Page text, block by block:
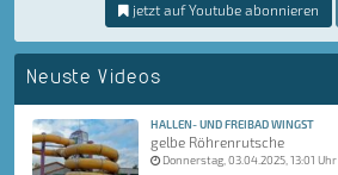
jetzt auf Youtube abonnieren
Neuste Videos
HALLEN- UND FREIBAD WINGST
gelbe Röhrenrutsche
Donnerstag, 03.04.2025, 13:01 Uhr